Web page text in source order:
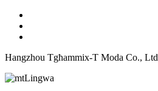
Hangzhou Tgħammix-T Moda Co., Ltd
Lingwa